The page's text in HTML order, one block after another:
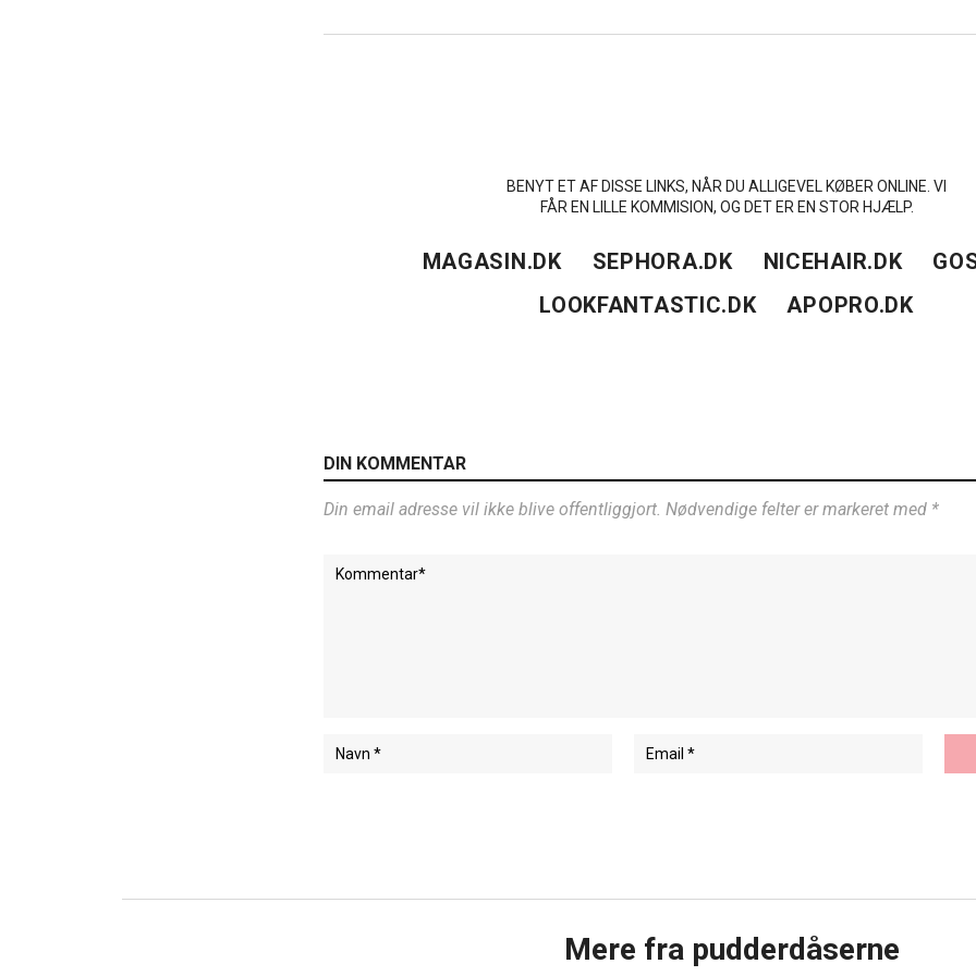
BENYT ET AF DISSE LINKS, NÅR DU ALLIGEVEL KØBER ONLINE. VI
FÅR EN LILLE KOMMISION, OG DET ER EN STOR HJÆLP.
MAGASIN.DK SEPHORA.DK NICEHAIR.DK
LOOKFANTASTIC.DK
APOPRO.DK
DIN KOMMENTAR
Din email adresse vil ikke blive offentliggjort. Nødvendige felter er markeret med *
Mere fra pudderdåserne